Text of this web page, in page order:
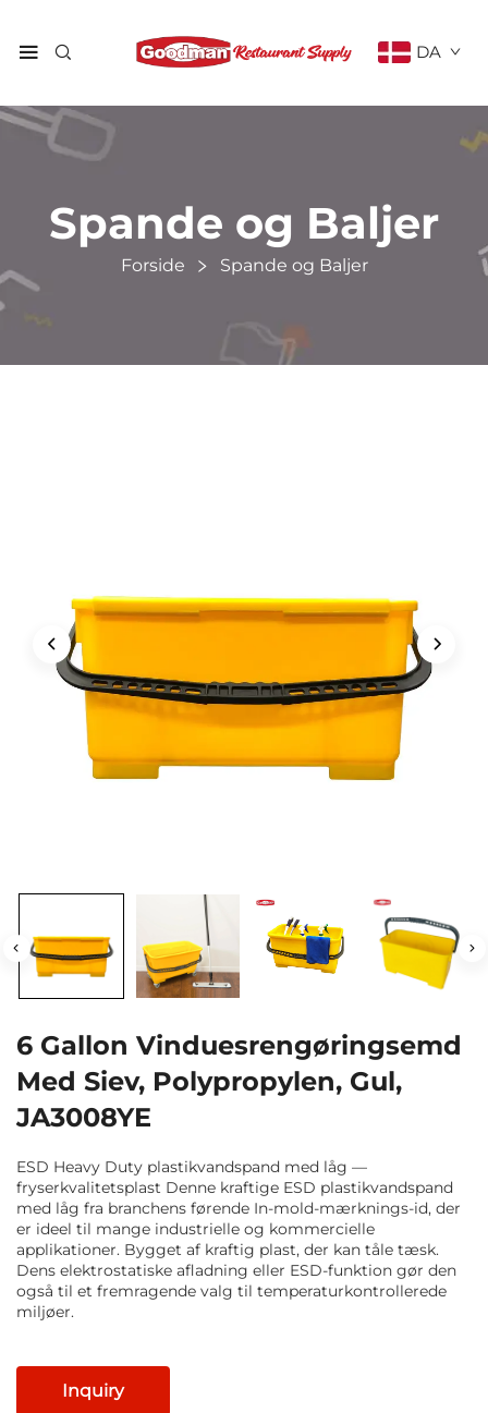
DA
Spande og Baljer
Forside Spande og Baljer
6 Gallon Vinduesrengøringsemd
Med Siev, Polypropylen, Gul,
JA3008YE
ESD Heavy Duty plastikvandspand med låg —
fryserkvalitetsplast Denne kraftige ESD plastikvandspand
med låg fra branchens førende In-mold-mærknings-id, der
er ideel til mange industrielle og kommercielle
applikationer. Bygget af kraftig plast, der kan tåle tæsk.
Dens elektrostatiske afladning eller ESD-funktion gør den
også til et fremragende valg til temperaturkontrollerede
miljøer.
Inquiry